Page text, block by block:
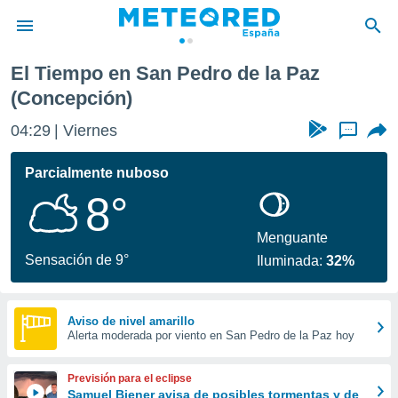
de
para
la
calidad.
a este
forma
digital
basada
El Tiempo en San Pedro de la Paz
(Concepción)
04:29 Viernes ...
Parcialmente nuboso
8°
Sensación de 9°
Menguante
Iluminada:32%
Aviso de nivel amarillo
Alerta moderada por viento en San Pedro de la Paz hoy
Previsión para el eclipse
Samuel Biener avisa de posibles tormentas y de